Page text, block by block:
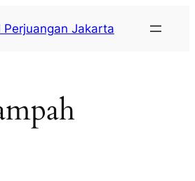
Perjuangan Jakarta